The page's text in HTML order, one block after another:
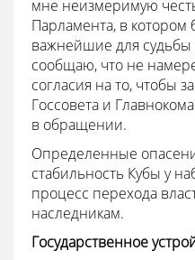
мне неизмеримую
Парламента, в котором
важнейшие для
сообщаю, что не
согласия на то, чтобы
Госсовета и
в обращении.
Определенные
стабильность Кубы у
процесс перехода
наследникам.
Государственное